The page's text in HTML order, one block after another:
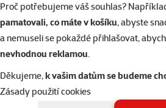
Proč potřebujeme váš souhlas?
pamatovali, co máte v košíku, abyste
a nemuseli se pokaždé přihlašovat,
nevhodnou reklamou.
Děkujeme,k vašim datům se budeme
Zásady použití cookies